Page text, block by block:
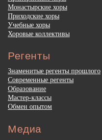
Монастырские хоры
Приходские хоры
Учебные хоры
Хоровые коллективы
Регенты
Знаменитые регенты прошлого
Современные регенты
Образование
Мастер-классы
Обмен опытом
Медиа